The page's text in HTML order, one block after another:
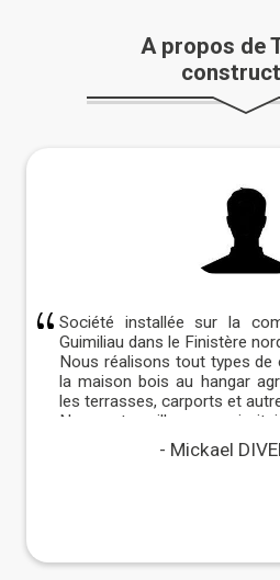
A propos de
Société installée sur la
Guimiliau dans le Finistère
Nous réalisons tout types de
la maison bois au hangar
les terrasses, carports et
Nous travaillons
essences locales et des
Nous accompagnons
Mickael